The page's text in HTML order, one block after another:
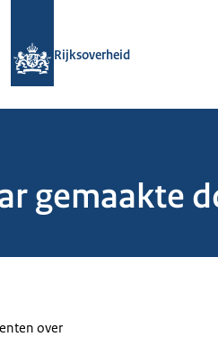
Rijksoverheid
gemaakte
over